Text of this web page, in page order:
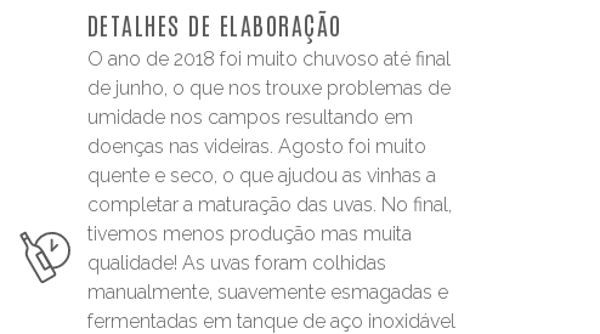
DETALHES DE ELABORAÇÃO
O ano de 2018 foi muito chuvoso até final
de junho, o que nos trouxe problemas de
umidade nos campos resultando em
doenças nas videiras. Agosto foi muito
quente e seco, o que ajudou as vinhas a
completar a maturação das uvas. No final,
tivemos menos produção mas muita
qualidade! As uvas foram colhidas
manualmente, suavemente esmagadas e
fermentadas em tanque de aço inoxidável